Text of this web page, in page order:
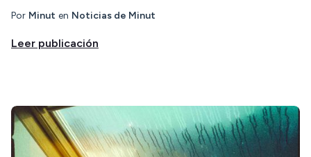
Por Minut en Noticias de Minut
Leer publicación